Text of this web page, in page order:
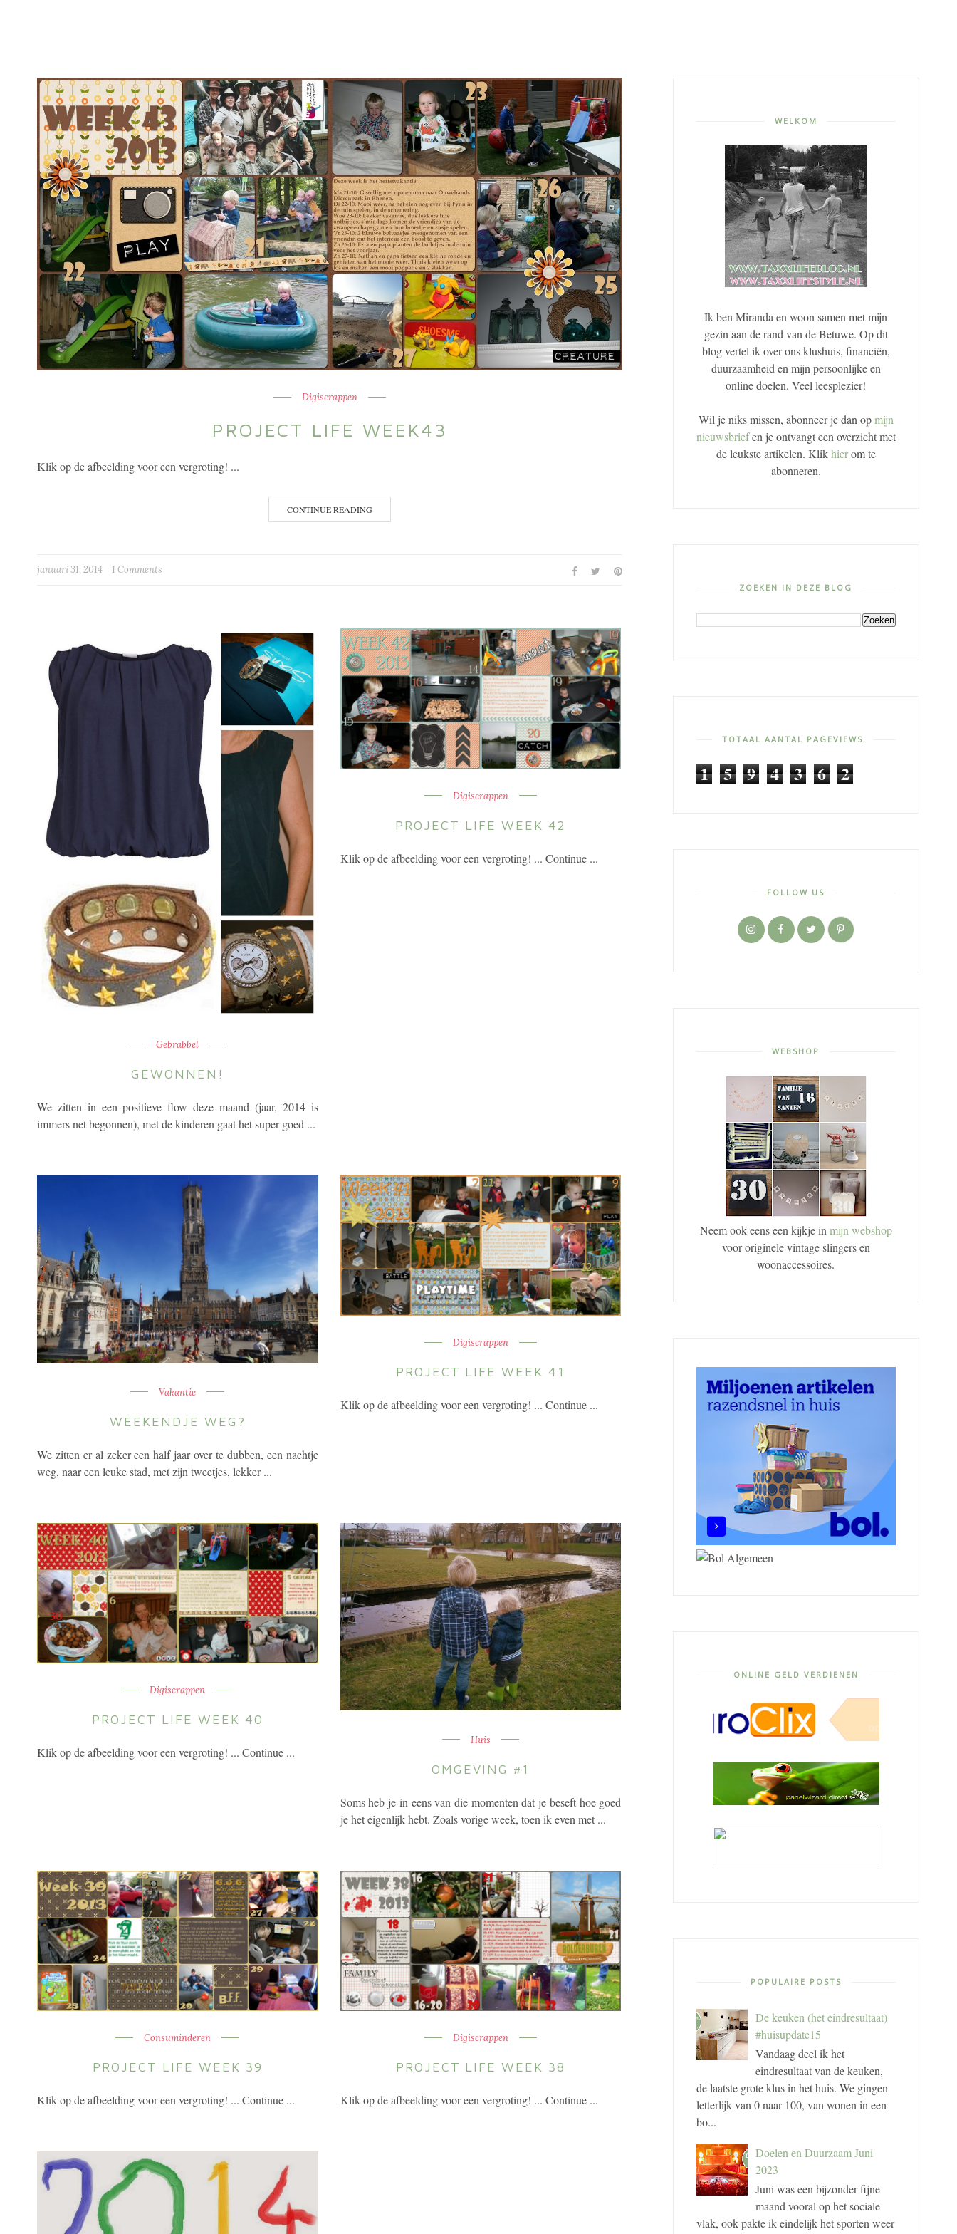
Digiscrappen
PROJECT LIFE WEEK43
Klik op de afbeelding voor een vergroting! ...
CONTINUE READING
januari 31, 2014 1 Comments
Gebrabbel
GEWONNEN!
We zitten in een positieve flow deze maand (jaar, 2014 is
immers net begonnen), met de kinderen gaat het super goed ...
Digiscrappen
PROJECT LIFE WEEK 42
Klik op de afbeelding voor een vergroting! ... Continue ...
Vakantie
WEEKENDJE WEG?
We zitten er al zeker een half jaar over te dubben, een nachtje
weg, naar een leuke stad, met zijn tweetjes, lekker ...
Digiscrappen
PROJECT LIFE WEEK 41
Klik op de afbeelding voor een vergroting! ... Continue ...
Digiscrappen
PROJECT LIFE WEEK 40
Klik op de afbeelding voor een vergroting! ... Continue ...
Huis
OMGEVING #1
Soms heb je in eens van die momenten dat je beseft hoe goed
je het eigenlijk hebt. Zoals vorige week, toen ik even met ...
Consuminderen
PROJECT LIFE WEEK 39
Klik op de afbeelding voor een vergroting! ... Continue ...
Digiscrappen
PROJECT LIFE WEEK 38
Klik op de afbeelding voor een vergroting! ... Continue ...
WELKOM
Ik ben Miranda en woon samen met mijn
gezin aan de rand van de Betuwe. Op dit
blog vertel ik over ons klushuis, financiën,
duurzaamheid en mijn persoonlijke en
online doelen. Veel leesplezier!
Wil je niks missen, abonneer je dan opmijn
nieuwsbriefen je ontvangt een overzicht met
de leukste artikelen. Klikhierom te
abonneren.
ZOEKEN IN DEZE BLOG
TOTAAL AANTAL PAGEVIEWS
1 5 9 4 3 6 2
FOLLOW US
WEBSHOP
Neem ook eens een kijkje in mijn webshop
voor originele vintage slingers en
woonaccessoires.
ONLINE GELD VERDIENEN
POPULAIRE POSTS
De keuken (het eindresultaat)
#huisupdate15
Vandaag deel ik het
eindresultaat van de keuken,
de laatste grote klus in het huis. We gingen
letterlijk van 0 naar 100, van wonen in een
bo...
Doelen en Duurzaam Juni
2023
Juni was een bijzonder fijne
maand vooral op het sociale
vlak, ook pakte ik eindelijk het sporten weer